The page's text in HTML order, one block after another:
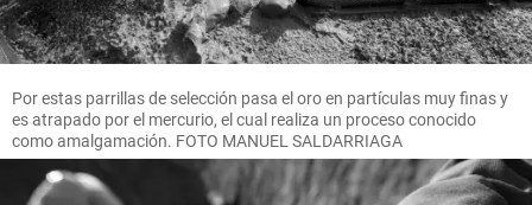
Por estas parrillas de selección pasa el oro en partículas muy finas y
es atrapado por el mercurio, el cual realiza un proceso conocido
como amalgamación. FOTO MANUEL SALDARRIAGA